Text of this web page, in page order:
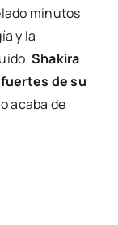
minutos
y la
Shakira
de su
acaba de